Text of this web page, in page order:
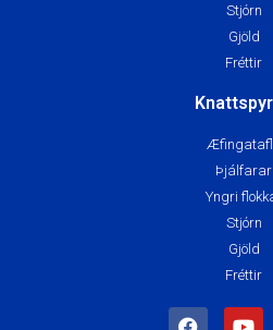
Stjórn
Gjöld
Fréttir
Þjálfarar
Yngri
Stjórn
Gjöld
Fréttir